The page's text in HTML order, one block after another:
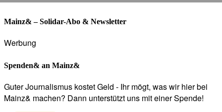
Mainz& – Solidar-Abo & Newsletter
Werbung
Spenden& an Mainz&
Guter Journalismus kostet Geld - Ihr mögt, was wir hier bei
Mainz& machen? Dann unterstützt uns mit einer Spende!